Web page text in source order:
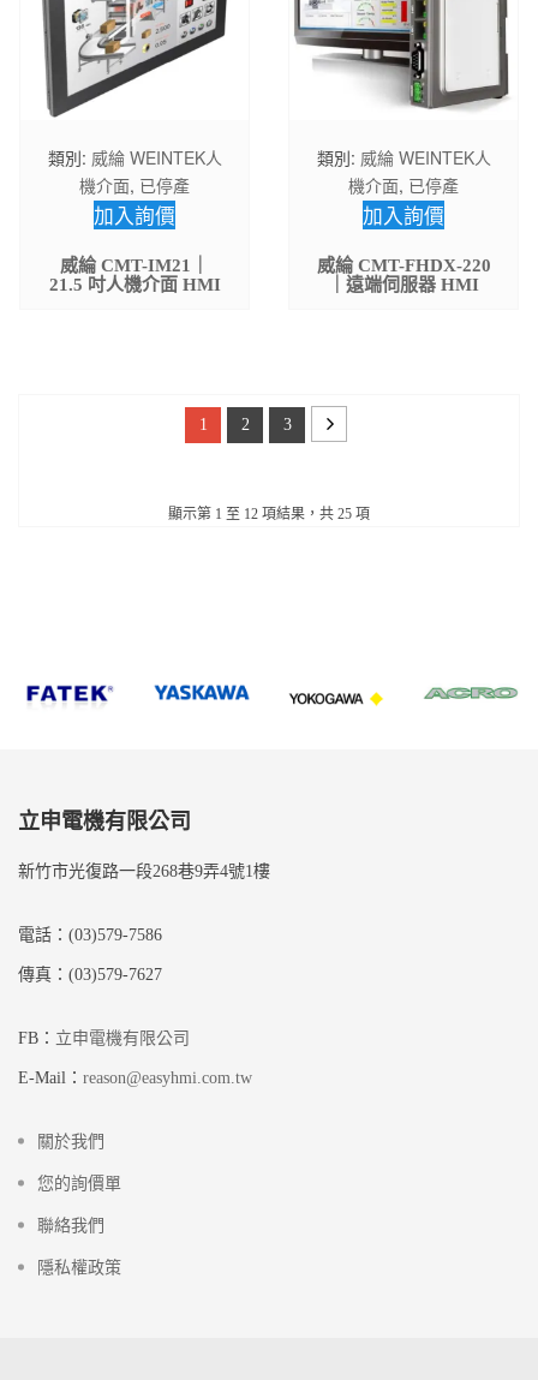
類別: 威綸 WEINTEK人
機介面, 已停產
加入詢價
威綸 CMT-IM21｜
21.5 吋人機介面 HMI
類別: 威綸 WEINTEK人
機介面, 已停產
加入詢價
威綸 CMT-FHDX-220
｜遠端伺服器 HMI
1 2 3
顯示第 1 至 12 項結果，共 25 項
立申電機有限公司
新竹市光復路一段268巷9弄4號1樓
電話：(03)579-7586
傳真：(03)579-7627
FB： 立申電機有限公司
E-Mail： reason@easyhmi.com.tw
關於我們
您的詢價單
聯絡我們
隱私權政策